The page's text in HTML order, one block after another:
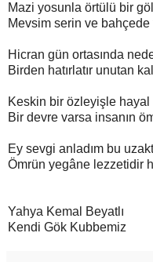
Mazi yosunla örtülü bir
Mevsim serin ve bahçede
Hicran gün ortasında
Birden hatırlatır unutan
Keskin bir özleyişle hayal
Bir devre varsa insanın
Ey sevgi anladım bu
Ömrün yegâne lezzetidir
Yahya Kemal Beyatlı
Kendi Gök Kubbemiz